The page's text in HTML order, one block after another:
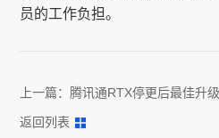
员的工作负担。
上一篇： 腾讯通RTX停更后最佳升
返回列表